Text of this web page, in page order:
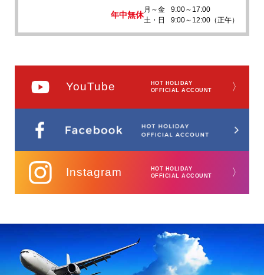
年中無休
月～金
9:00～17:00
土・日
9:00～12:00（正午）
YouTube
HOT HOLIDAY
OFFICIAL ACCOUNT
〉
Instagram
HOT HOLIDAY
OFFICIAL ACCOUNT
〉